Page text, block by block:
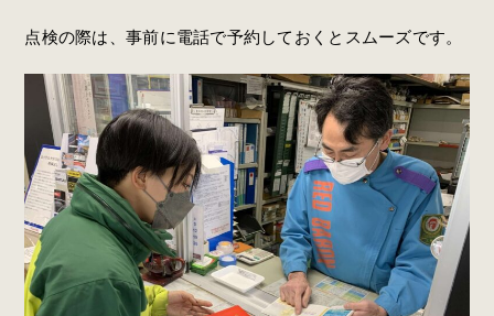
点検の際は、事前に電話で予約しておくとスムーズです。